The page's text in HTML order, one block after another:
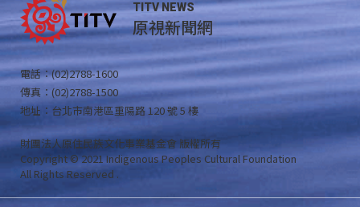
TITV NEWS
原視新聞網
電話：(02)2788-1600
傳真：(02)2788-1500
地址：台北市南港區重陽路 120 號 5 樓
財團法人原住民族文化事業基金會 版權所有
Copyright © 2021 Indigenous Peoples Cultural Foundation
All Rights Reserved .